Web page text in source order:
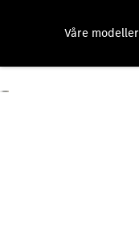
Våre modeller